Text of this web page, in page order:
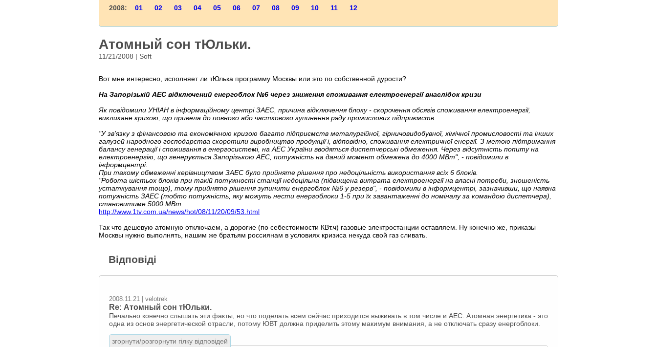
2008: 01 02 03 04 05 06 07 08 09 10 11 12
Атомный сон тЮльки.
11/21/2008 | Soft
Вот мне интересно, исполняет ли тЮлька программу Москвы или это по собственной дурости?
На Запорізькій АЕС відключений енергоблок №6 через зниження споживання електроенергії внаслідок кризи
Як повідомили УНІАН в інформаційному центрі ЗАЕС, причина відключення блоку - скорочення обсягів споживання електроенергії,
викликане кризою, що привела до повного або часткового зупинення ряду промислових підприємств.
"У зв'язку з фінансовою та економічною кризою багато підприємств металургійної, гірничовидобувної, хімічної промисловості та інших
галузей народного господарства скоротили виробництво продукції і, відповідно, споживання електричної енергії. З метою підтримання
балансу генерації і споживання в енергосистемі, на АЕС України вводяться диспетчерські обмеження. Через відсутність попиту на
електроенергію, що генерується Запорізькою АЕС, потужність на даний момент обмежена до 4000 МВт", - повідомили в
інформцентрі.
При такому обмеженні керівництвом ЗАЕС було прийняте рішення про недоцільність використання всіх 6 блоків.
"Робота шістьох блоків при такій потужності станції недоцільна (підвищена витрата електроенергії на власні потреби, зношеність
устаткування тощо), тому прийнято рішення зупинити енергоблок №6 у резерв", - повідомили в інформцентрі, зазначивши, що наявна
потужність ЗАЕС (тобто потужність, яку можуть нести енергоблоки 1-5 при їх завантаженні до номіналу за командою диспетчера),
становитиме 5000 МВт.
http://www.1tv.com.ua/news/hot/08/11/20/09/53.html
Так что дешевую атомную отключаем, а дорогие (по себестоимости КВт.ч) газовые электростанции оставляем. Ну конечно же, приказы
Москвы нужно выполнять, нашим же братьям россиянам в условиях кризиса некуда свой газ сливать.
Відповіді
2008.11.21 | velotrek
Re: Атомный сон тЮльки.
Печально конечно слышать эти факты, но что поделать всем сейчас приходится выживать в том числе и АЕС. Атомная энергетика - это
одна из основ энергетической отрасли, потому ЮВТ должна приделить этому макимум внимания, а не отключать сразу енергоблоки.
згорнути/розгорнути гілку відповідей